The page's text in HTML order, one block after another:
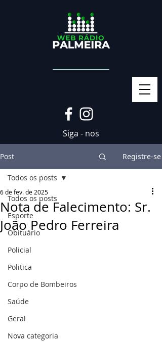
Siga - nos
Post Registre-se
Todos os posts
Esporte
Obituário
Policial
Politica
Corpo de Bombeiros
Saúde
Geral
Nova categoria
Todos os posts
Nota de Falecimento: Sr.
João Pedro Ferreira
6 de fev. de 2025